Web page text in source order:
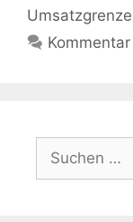
Umsatzgrenze
Suchen
nach: